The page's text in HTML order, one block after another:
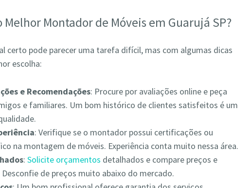
Melhor Montador de Móveis em Guarujá SP?
certo pode parecer uma tarefa difícil, mas com algumas dicas
escolha:
e Recomendações: Procure por avaliações online e peça
e familiares. Um bom histórico de clientes satisfeitos é um
: Verifique se o montador possui certificações ou
na montagem de móveis. Experiência conta muito nessa área.
:Solicite orçamentos detalhados e compare preços e
de preços muito abaixo do mercado.